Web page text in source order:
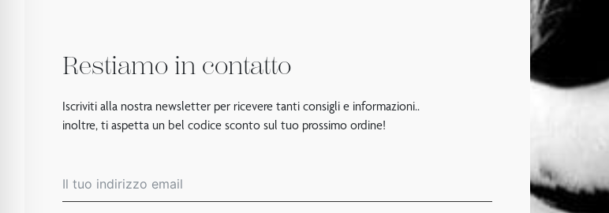
Restiamo in contatto
Iscriviti alla nostra newsletter per ricevere tanti consigli e informazioni..
inoltre, ti aspetta un bel codice sconto sul tuo prossimo ordine!